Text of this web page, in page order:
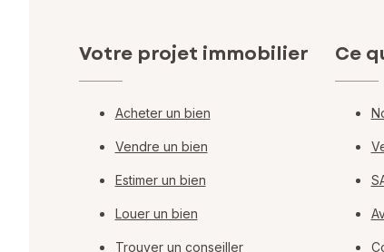
Votre projet immobilier
Acheter un bien
Vendre un bien
Estimer un bien
Louer un bien
Trouver un conseiller
Ce